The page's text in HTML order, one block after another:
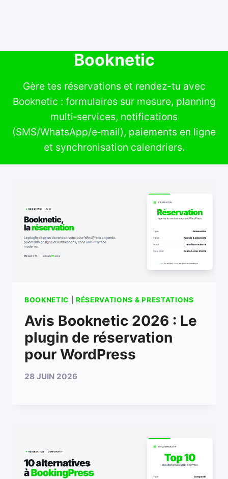
Booknetic
Gère tes réservations et rendez-tu avec
Booknetic : formulaires sur mesure, planning
multi‑services, notifications
(SMS/WhatsApp/e‑mail), paiements en ligne
et synchronisation calendriers.
BOOKNETIC |RÉSERVATIONS & PRESTATIONS
Avis Booknetic 2026 : Le
plugin de réservation
pour WordPress
28 JUIN 2026